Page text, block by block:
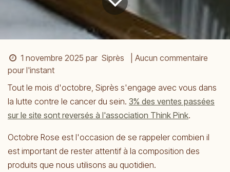
1 novembre 2025 par Siprès
| Aucun commentaire
pour l'instant
Tout le mois d'octobre, Siprès s'engage avec vous dans
la lutte contre le cancer du sein. 3% des ventes passées
sur le site sont reversés à l'association Think Pink.
Octobre Rose est l'occasion de se rappeler combien il
est important de rester attentif à la composition des
produits que nous utilisons au quotidien.